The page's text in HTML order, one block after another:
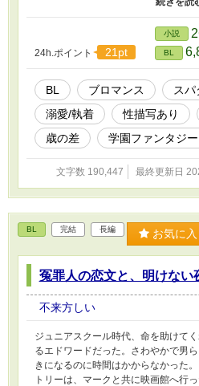
えていた。 咲紅と紫影の関係──。
24h.ポイント 21pt
小説
BL
BL ブロマンス
スパ
溺愛/執着
性描写あり
歳の差
学園ファンタジー
文字数 190,447 最終更新日
BL 完結 長編 お気に
冤罪人の恋文と、明けない
不来方しい
ジュニアスクール時代、命を助けて
るエドワードだった。さわやかで男
きになるのに時間はかからなかった
トリーは、マークと共に映画館へ行